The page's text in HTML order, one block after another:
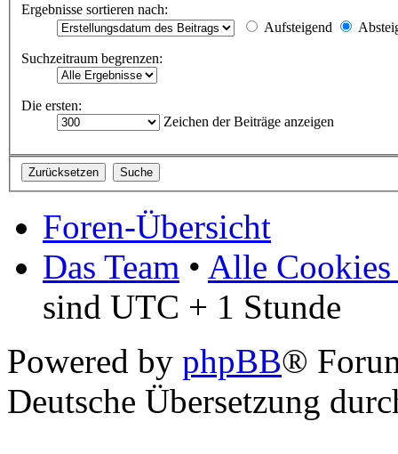
Ergebnisse sortieren nach:
Aufsteigend
Suchzeitraum begrenzen:
Die ersten:
Zeichen der Beiträge anzeigen
Foren-Übersicht
Das Team • Alle Cookies
sind UTC + 1 Stunde
Powered by phpBB®
Deutsche Übersetzung